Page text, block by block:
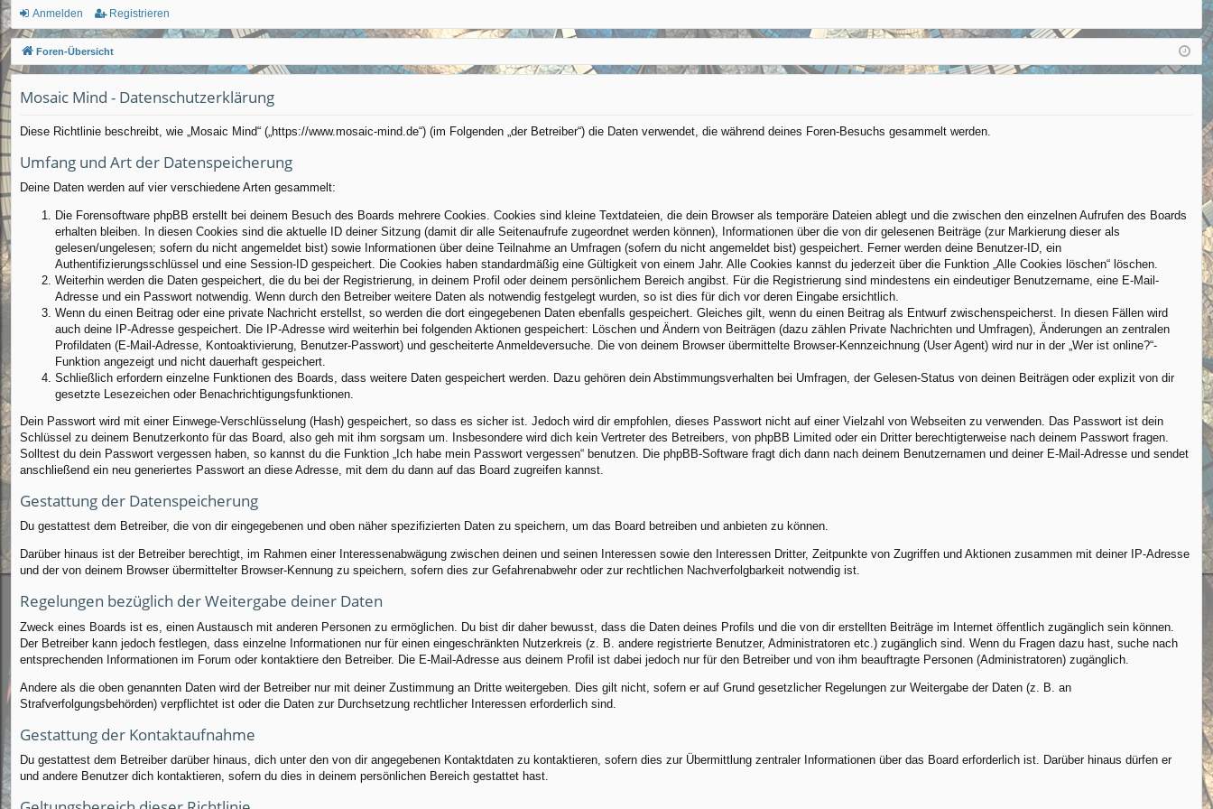
ch
ne
llz
ug
Q
m
el
ist
rie
Anmelden Registrieren
Foren-Übersicht
Mosaic Mind - Datenschutzerklärung
Diese Richtlinie beschreibt, wie „Mosaic Mind“ („https://www.mosaic-mind.de“) (im Folgenden „der Betreiber“) die Daten verwendet, die während deines Foren-Besuchs gesammelt werden.
Umfang und Art der Datenspeicherung
Deine Daten werden auf vier verschiedene Arten gesammelt:
Die Forensoftware phpBB erstellt bei deinem Besuch des Boards mehrere Cookies. Cookies sind kleine Textdateien, die dein Browser als temporäre Dateien ablegt und die zwischen den einzelnen Aufrufen des Boards
erhalten bleiben. In diesen Cookies sind die aktuelle ID deiner Sitzung (damit dir alle Seitenaufrufe zugeordnet werden können), Informationen über die von dir gelesenen Beiträge (zur Markierung dieser als
gelesen/ungelesen; sofern du nicht angemeldet bist) sowie Informationen über deine Teilnahme an Umfragen (sofern du nicht angemeldet bist) gespeichert. Ferner werden deine Benutzer-ID, ein
Authentifizierungsschlüssel und eine Session-ID gespeichert. Die Cookies haben standardmäßig eine Gültigkeit von einem Jahr. Alle Cookies kannst du jederzeit über die Funktion „Alle Cookies löschen“ löschen.
Weiterhin werden die Daten gespeichert, die du bei der Registrierung, in deinem Profil oder deinem persönlichem Bereich angibst. Für die Registrierung sind mindestens ein eindeutiger Benutzername, eine E-Mail-
Adresse und ein Passwort notwendig. Wenn durch den Betreiber weitere Daten als notwendig festgelegt wurden, so ist dies für dich vor deren Eingabe ersichtlich.
Wenn du einen Beitrag oder eine private Nachricht erstellst, so werden die dort eingegebenen Daten ebenfalls gespeichert. Gleiches gilt, wenn du einen Beitrag als Entwurf zwischenspeicherst. In diesen Fällen wird
auch deine IP-Adresse gespeichert. Die IP-Adresse wird weiterhin bei folgenden Aktionen gespeichert: Löschen und Ändern von Beiträgen (dazu zählen Private Nachrichten und Umfragen), Änderungen an zentralen
Profildaten (E-Mail-Adresse, Kontoaktivierung, Benutzer-Passwort) und gescheiterte Anmeldeversuche. Die von deinem Browser übermittelte Browser-Kennzeichnung (User Agent) wird nur in der „Wer ist online?“-
Funktion angezeigt und nicht dauerhaft gespeichert.
Schließlich erfordern einzelne Funktionen des Boards, dass weitere Daten gespeichert werden. Dazu gehören dein Abstimmungsverhalten bei Umfragen, der Gelesen-Status von deinen Beiträgen oder explizit von dir
gesetzte Lesezeichen oder Benachrichtigungsfunktionen.
Dein Passwort wird mit einer Einwege-Verschlüsselung (Hash) gespeichert, so dass es sicher ist. Jedoch wird dir empfohlen, dieses Passwort nicht auf einer Vielzahl von Webseiten zu verwenden. Das Passwort ist dein
Schlüssel zu deinem Benutzerkonto für das Board, also geh mit ihm sorgsam um. Insbesondere wird dich kein Vertreter des Betreibers, von phpBB Limited oder ein Dritter berechtigterweise nach deinem Passwort fragen.
Solltest du dein Passwort vergessen haben, so kannst du die Funktion „Ich habe mein Passwort vergessen“ benutzen. Die phpBB-Software fragt dich dann nach deinem Benutzernamen und deiner E-Mail-Adresse und sendet
anschließend ein neu generiertes Passwort an diese Adresse, mit dem du dann auf das Board zugreifen kannst.
Gestattung der Datenspeicherung
Du gestattest dem Betreiber, die von dir eingegebenen und oben näher spezifizierten Daten zu speichern, um das Board betreiben und anbieten zu können.
Darüber hinaus ist der Betreiber berechtigt, im Rahmen einer Interessenabwägung zwischen deinen und seinen Interessen sowie den Interessen Dritter, Zeitpunkte von Zugriffen und Aktionen zusammen mit deiner IP-Adresse
und der von deinem Browser übermittelter Browser-Kennung zu speichern, sofern dies zur Gefahrenabwehr oder zur rechtlichen Nachverfolgbarkeit notwendig ist.
Regelungen bezüglich der Weitergabe deiner Daten
Zweck eines Boards ist es, einen Austausch mit anderen Personen zu ermöglichen. Du bist dir daher bewusst, dass die Daten deines Profils und die von dir erstellten Beiträge im Internet öffentlich zugänglich sein können.
Der Betreiber kann jedoch festlegen, dass einzelne Informationen nur für einen eingeschränkten Nutzerkreis (z. B. andere registrierte Benutzer, Administratoren etc.) zugänglich sind. Wenn du Fragen dazu hast, suche nach
entsprechenden Informationen im Forum oder kontaktiere den Betreiber. Die E-Mail-Adresse aus deinem Profil ist dabei jedoch nur für den Betreiber und von ihm beauftragte Personen (Administratoren) zugänglich.
Andere als die oben genannten Daten wird der Betreiber nur mit deiner Zustimmung an Dritte weitergeben. Dies gilt nicht, sofern er auf Grund gesetzlicher Regelungen zur Weitergabe der Daten (z. B. an
Strafverfolgungsbehörden) verpflichtet ist oder die Daten zur Durchsetzung rechtlicher Interessen erforderlich sind.
Gestattung der Kontaktaufnahme
Du gestattest dem Betreiber darüber hinaus, dich unter den von dir angegebenen Kontaktdaten zu kontaktieren, sofern dies zur Übermittlung zentraler Informationen über das Board erforderlich ist. Darüber hinaus dürfen er
und andere Benutzer dich kontaktieren, sofern du dies in deinem persönlichen Bereich gestattet hast.